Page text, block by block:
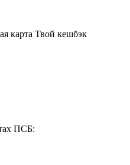
карта Твой кешбэк
ПСБ: